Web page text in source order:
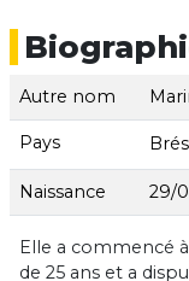
Autre nom
Pays
Naissance 29/
Elle a commencé
de 25 ans et a